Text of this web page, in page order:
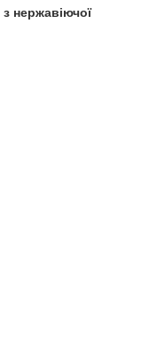
з нержавіючої